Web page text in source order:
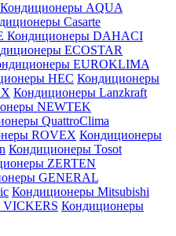
Кондиционеры AQUA
Casarte
Кондиционеры DAHACI
ECOSTAR
EUROKLIMA
HEC Кондиционеры
Кондиционеры Lanzkraft
NEWTEK
QuattroClima
ROVEX Кондиционеры
Кондиционеры Tosot
ZERTEN
GENERAL
Кондиционеры Mitsubishi
Кондиционеры